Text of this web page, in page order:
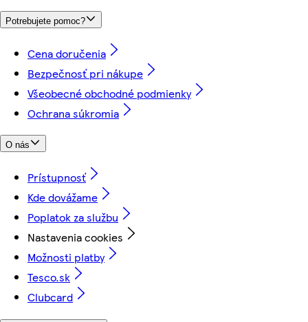
Potrebujete pomoc?
Cena doručenia
Bezpečnosť pri nákupe
Všeobecné obchodné podmienky
Ochrana súkromia
O nás
Prístupnosť
Kde dovážame
Poplatok za službu
Nastavenia cookies
Možnosti platby
Tesco.sk
Clubcard